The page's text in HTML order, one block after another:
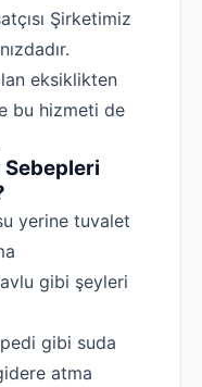
Şirketimiz
eksiklikten
bu hizmeti de
Sebepleri
yerine tuvalet
gibi şeyleri
gibi suda
atma